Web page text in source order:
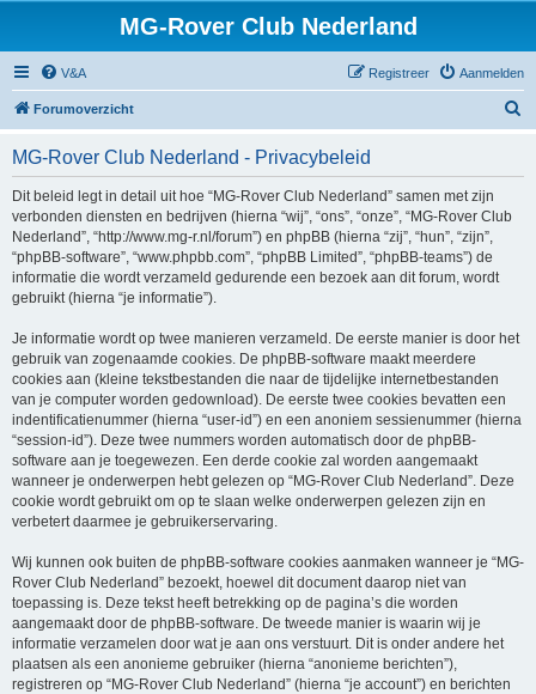
MG-Rover Club Nederland
V&A Aanmelden
Registreer
Forumoverzicht
MG-Rover Club Nederland - Privacybeleid
Dit beleid legt in detail uit hoe “MG-Rover Club Nederland” samen met zijn
verbonden diensten en bedrijven (hierna “wij”, “ons”, “onze”, “MG-Rover Club
Nederland”, “http://www.mg-r.nl/forum”) en phpBB (hierna “zij”, “hun”, “zijn”,
“phpBB-software”, “www.phpbb.com”, “phpBB Limited”, “phpBB-teams”) de
informatie die wordt verzameld gedurende een bezoek aan dit forum, wordt
gebruikt (hierna “je informatie”).
Je informatie wordt op twee manieren verzameld. De eerste manier is door het
gebruik van zogenaamde cookies. De phpBB-software maakt meerdere
cookies aan (kleine tekstbestanden die naar de tijdelijke internetbestanden
van je computer worden gedownload). De eerste twee cookies bevatten een
indentificatienummer (hierna “user-id”) en een anoniem sessienummer (hierna
“session-id”). Deze twee nummers worden automatisch door de phpBB-
software aan je toegewezen. Een derde cookie zal worden aangemaakt
wanneer je onderwerpen hebt gelezen op “MG-Rover Club Nederland”. Deze
cookie wordt gebruikt om op te slaan welke onderwerpen gelezen zijn en
verbetert daarmee je gebruikerservaring.
Wij kunnen ook buiten de phpBB-software cookies aanmaken wanneer je “MG-
Rover Club Nederland” bezoekt, hoewel dit document daarop niet van
toepassing is. Deze tekst heeft betrekking op de pagina’s die worden
aangemaakt door de phpBB-software. De tweede manier is waarin wij je
informatie verzamelen door wat je aan ons verstuurt. Dit is onder andere het
plaatsen als een anonieme gebruiker (hierna “anonieme berichten”),
registreren op “MG-Rover Club Nederland” (hierna “je account”) en berichten